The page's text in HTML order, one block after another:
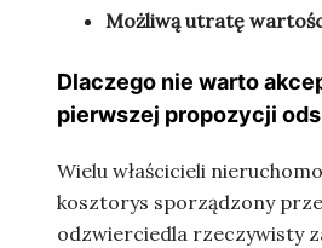
Możliwą utratę
Dlaczego nie warto
pierwszej propozycji
Wielu właścicieli
kosztorys sporządzony
odzwierciedla rzeczywisty